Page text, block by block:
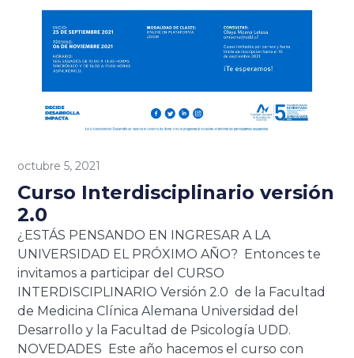
octubre 5, 2021
Curso Interdisciplinario versión
2.0
¿ESTÁS PENSANDO EN INGRESAR A LA
UNIVERSIDAD EL PRÓXIMO AÑO? Entonces te
invitamos a participar del CURSO
INTERDISCIPLINARIO Versión 2.0 de la Facultad
de Medicina Clínica Alemana Universidad del
Desarrollo y la Facultad de Psicología UDD.
NOVEDADES Este año hacemos el curso con